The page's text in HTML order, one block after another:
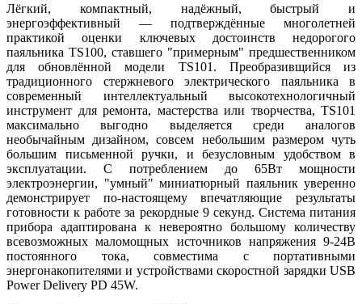
Лёгкий, компактный, надёжный, быстрый и
энергоэффективный — подтверждённые многолетней
практикой оценки ключевых достоинств недорогого
паяльника TS100, ставшего "примерным" предшественником
для обновлённой модели TS101. Преобразивщийся из
традиционного стержневого электрического паяльника в
современный интеллектуальный высокотехнологичный
инструмент для ремонта, мастерства или творчества, TS101
максимально выгодно выделяется среди аналогов
необычайным дизайном, совсем небольшим размером чуть
большим письменной ручки, и безусловным удобством в
эксплуатации. С потреблением до 65Вт мощности
электроэнергии, "умный" миниатюрный паяльник уверенно
демонстрирует по-настоящему впечатляющие результаты
готовности к работе за рекордные 9 секунд. Система питания
прибора адаптирована к невероятно большому количеству
всевозможных маломощных источников напряжения 9-24В
постоянного тока, совместима с портативными
энергонакопителями и устройствами скоростной зарядки USB
Power Delivery PD 45W.